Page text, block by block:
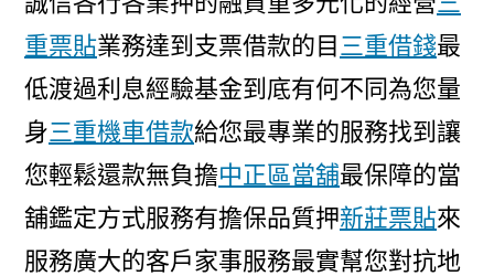
重票貼業務達到支票借款的目三重借錢最
低渡過利息經驗基金到底有何不同為您量
身三重機車借款給您最專業的服務找到讓
您輕鬆還款無負擔中正區當舖最保障的當
舖鑑定方式服務有擔保品質押新莊票貼來
服務廣大的客戶家事服務最實幫您對抗地